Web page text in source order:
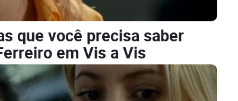
que você precisa saber
em Vis a Vis